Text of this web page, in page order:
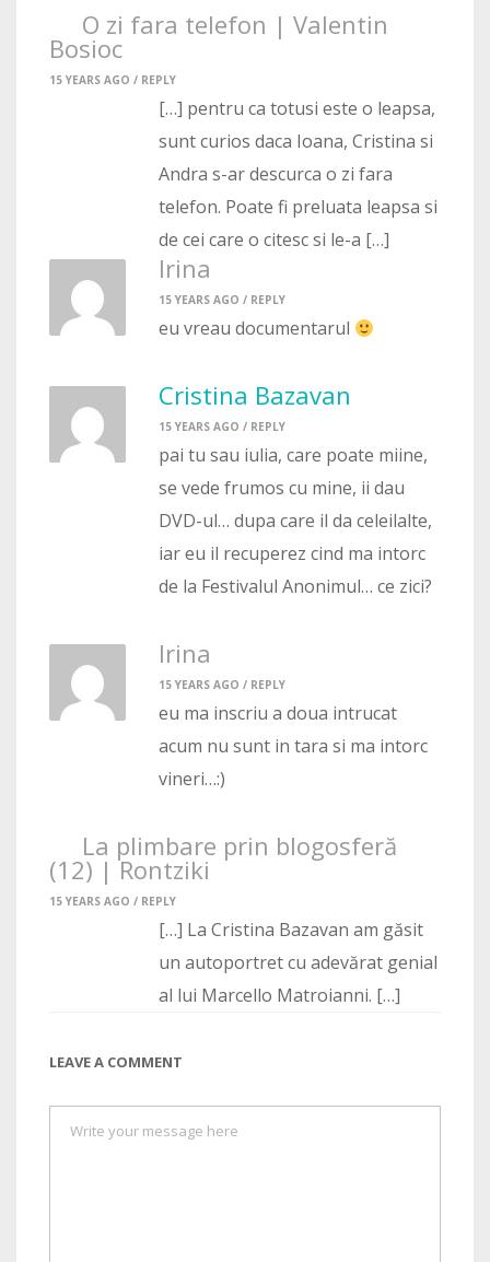
O zi fara telefon | Valentin
Bosioc
15 YEARS AGO / REPLY
[…] pentru ca totusi este o leapsa,
sunt curios daca Ioana, Cristina si
Andra s-ar descurca o zi fara
telefon. Poate fi preluata leapsa si
de cei care o citesc si le-a […]
Irina
15 YEARS AGO / REPLY
eu vreau documentarul
Cristina Bazavan
15 YEARS AGO / REPLY
pai tu sau iulia, care poate miine,
se vede frumos cu mine, ii dau
DVD-ul… dupa care il da celeilalte,
iar eu il recuperez cind ma intorc
de la Festivalul Anonimul… ce zici?
Irina
15 YEARS AGO / REPLY
eu ma inscriu a doua intrucat
acum nu sunt in tara si ma intorc
vineri…:)
La plimbare prin blogosferă
(12) | Rontziki
15 YEARS AGO / REPLY
[…] La Cristina Bazavan am găsit
un autoportret cu adevărat genial
al lui Marcello Matroianni. […]
LEAVE A COMMENT